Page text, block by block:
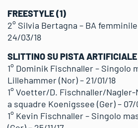
FREESTYLE (1)
2° Silvia Bertagna – BA
24/03/18
SLITTINO SU PISTA
1° Dominik Fischnaller – Singolo
Lillehammer (Nor) – 21/01/18
1° Voetter/D. Fischnaller/
a squadre Koenigssee (Ger) – 07/
1° Kevin Fischnaller – Singolo